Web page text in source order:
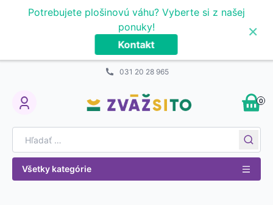
Potrebujete plošinovú váhu? Vyberte si z našej
ponuky!
Kontakt
×
031 20 28 965
My Account
0
Všetky kategórie